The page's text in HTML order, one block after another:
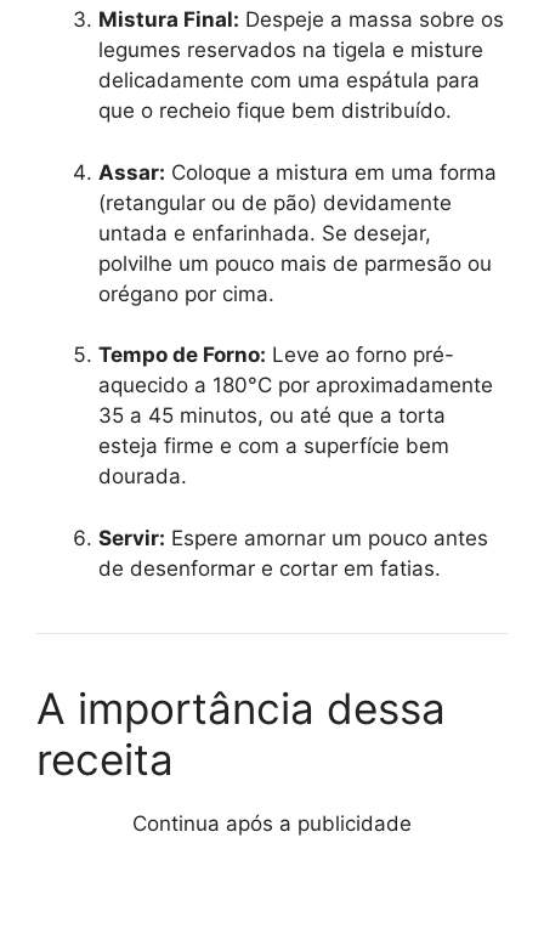
Mistura Final: Despeje a massa sobre os
legumes reservados na tigela e misture
delicadamente com uma espátula para
que o recheio fique bem distribuído.
Assar: Coloque a mistura em uma forma
(retangular ou de pão) devidamente
untada e enfarinhada. Se desejar,
polvilhe um pouco mais de parmesão ou
orégano por cima.
Tempo de Forno: Leve ao forno pré-
aquecido a 180°C por aproximadamente
35 a 45 minutos, ou até que a torta
esteja firme e com a superfície bem
dourada.
Servir: Espere amornar um pouco antes
de desenformar e cortar em fatias.
A importância dessa
receita
Continua após a publicidade